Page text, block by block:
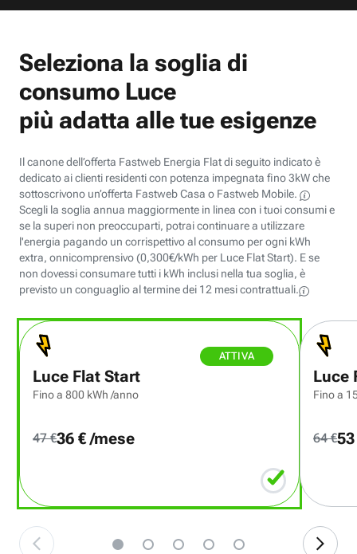
Seleziona la soglia di
consumo Luce
più adatta alle tue esigenze
Il canone dell’offerta Fastweb Energia Flat di seguito indicato è
dedicato ai clienti residenti con potenza impegnata fino 3kW che
sottoscrivono un’offerta Fastweb Casa o Fastweb Mobile.
Scegli la soglia annua maggiormente in linea con i tuoi consumi e
se la superi non preoccuparti, potrai continuare a utilizzare
l'energia pagando un corrispettivo al consumo per ogni kWh
extra, onnicomprensivo (0,300€/kWh per Luce Flat Start). E se
non dovessi consumare tutti i kWh inclusi nella tua soglia, è
previsto un conguaglio al termine dei 12 mesi contrattuali.
Luce Flat Start
Fino a 800 kWh /anno
47 €36 € /mese
ATTIVA
Luce
Fino a
64 €